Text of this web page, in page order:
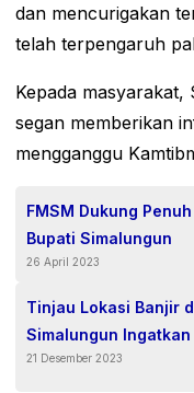
dan mencurigakan
telah terpengaruh
Kepada masyarakat,
segan memberikan
mengganggu
FMSM Dukung
Bupati Simalungun
26 April 2023
Tinjau Lokasi Banjir
Simalungun
21 Desember 2023